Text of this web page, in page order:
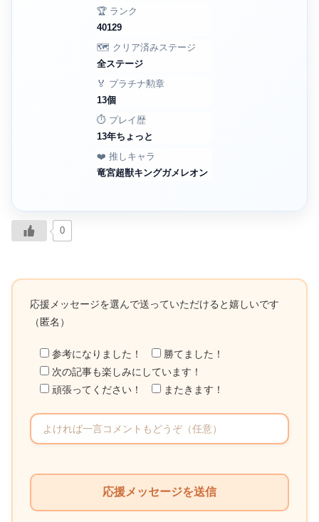
🏆 ランク
40129
🗺️ クリア済みステージ
全ステージ
🏅 プラチナ勲章
13個
⏱️ プレイ歴
13年ちょっと
❤️ 推しキャラ
竜宮超獣キングガメレオン
0
応援メッセージを選んで送っていただけると嬉しいです
（匿名）
参考になりました！
勝てました！
次の記事も楽しみにしています！
頑張ってください！
またきます！
フ